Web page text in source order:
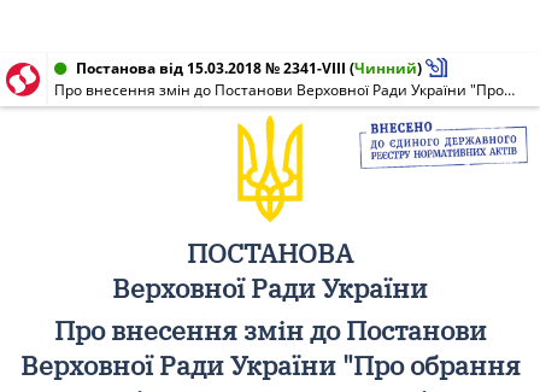
Постанова від 15.03.2018 № 2341-VIII (Чинний)
Про внесення змін до Постанови Верховної Ради України "Про обрання голів, перших заступників, заступників голів, секретарів, членів комітетів Верховної Ради України восьмого скликання та обрання голови, першого заступника, заступників голови, секретаря та членів Спеціальної контрольної комісії Верховної Ради України з питань приватизації"